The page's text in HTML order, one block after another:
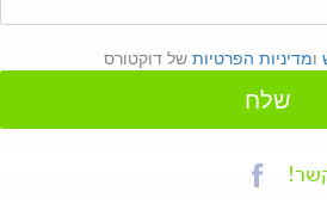
ומדיניות הפרטיות של דוקטורס
שלח